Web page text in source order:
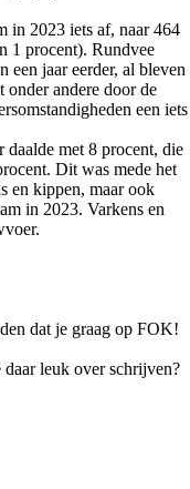
in 2023 iets af, naar 464
1 procent). Rundvee
een jaar eerder, al bleven
andere door de
een iets
daalde met 8 procent, die
Dit was mede het
en kippen, maar ook
in 2023. Varkens en
dat je graag op FOK!
leuk over schrijven?